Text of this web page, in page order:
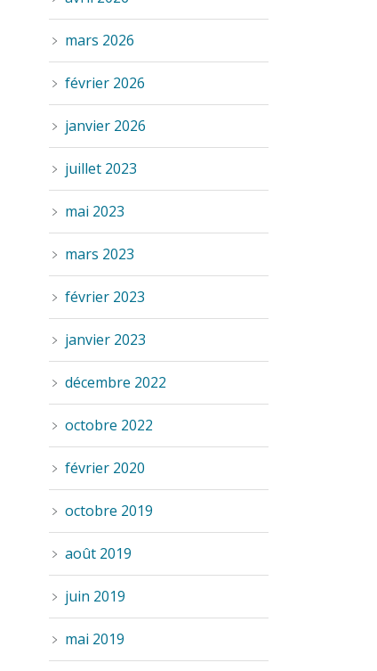
mars 2026
février 2026
janvier 2026
juillet 2023
mai 2023
mars 2023
février 2023
janvier 2023
décembre 2022
octobre 2022
février 2020
octobre 2019
août 2019
juin 2019
mai 2019